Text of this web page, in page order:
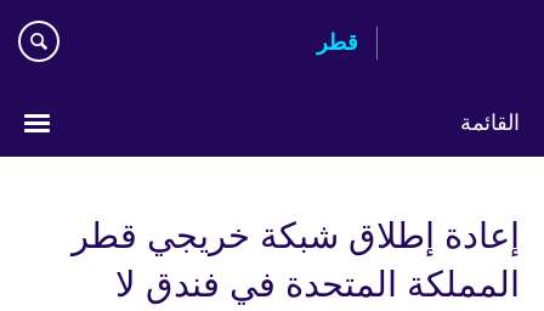
قطر
القائمة
إعادة إطلاق شبكة خريجي قطر
المملكة المتحدة في فندق لا